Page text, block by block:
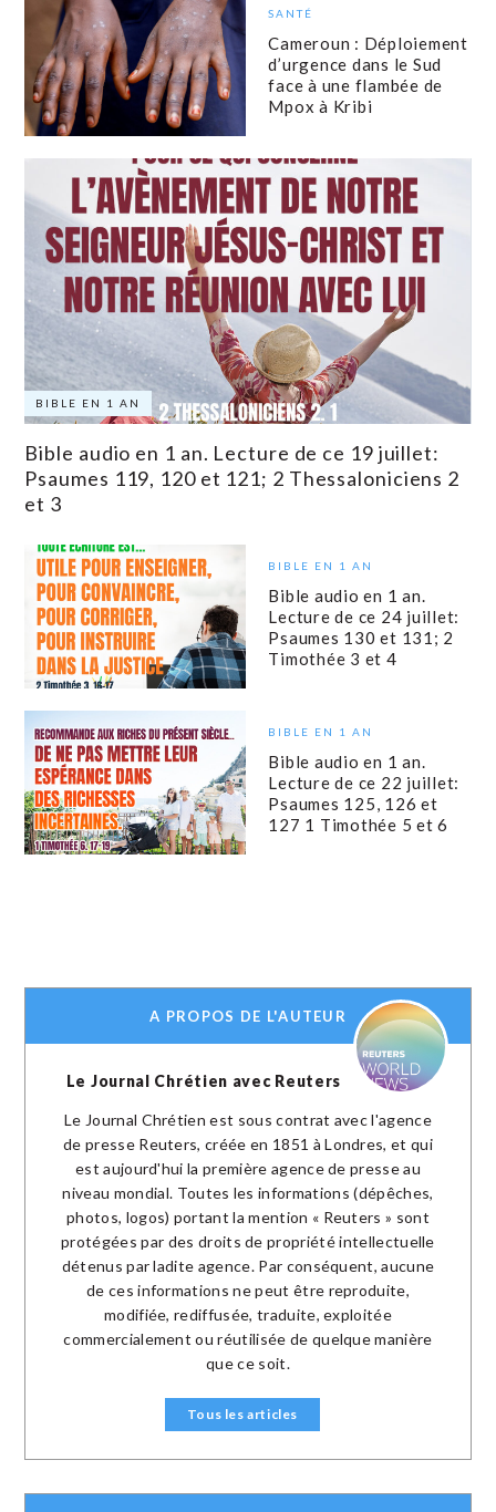
SANTÉ
Cameroun : Déploiement
d’urgence dans le Sud
face à une flambée de
Mpox à Kribi
BIBLE EN 1 AN
Bible audio en 1 an. Lecture de ce 19 juillet:
Psaumes 119, 120 et 121; 2 Thessaloniciens 2
et 3
BIBLE EN 1 AN
Bible audio en 1 an.
Lecture de ce 24 juillet:
Psaumes 130 et 131; 2
Timothée 3 et 4
BIBLE EN 1 AN
Bible audio en 1 an.
Lecture de ce 22 juillet:
Psaumes 125, 126 et
127 1 Timothée 5 et 6
A PROPOS DE L'AUTEUR
Le Journal Chrétien avec Reuters
Le Journal Chrétien est sous contrat avec l'agence
de presse Reuters, créée en 1851 à Londres, et qui
est aujourd'hui la première agence de presse au
niveau mondial. Toutes les informations (dépêches,
photos, logos) portant la mention « Reuters » sont
protégées par des droits de propriété intellectuelle
détenus par ladite agence. Par conséquent, aucune
de ces informations ne peut être reproduite,
modifiée, rediffusée, traduite, exploitée
commercialement ou réutilisée de quelque manière
que ce soit.
Tous les articles